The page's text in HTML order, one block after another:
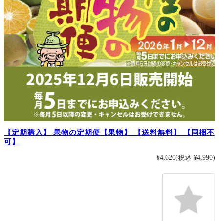
【定期購入】 果物の定期便【果物】 【送料無料】 【同梱不
可】
¥4,620(税込 ¥4,990)